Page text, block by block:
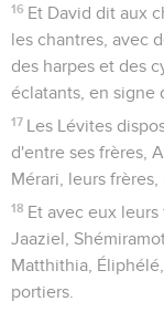
16 Et David dit aux
les chantres, avec
des harpes et des
éclatants, en signe
17 Les Lévites
d'entre ses frères,
Mérari, leurs frères,
18 Et avec eux leurs
Jaaziel,
Matthithia,
portiers.